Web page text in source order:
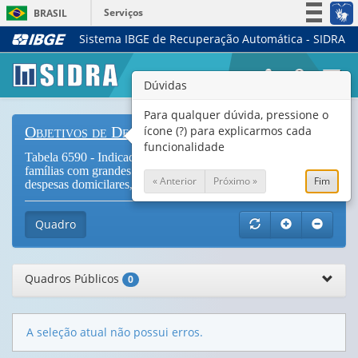
BRASIL
Serviços
Simplifique!
Legislação
Canais
Sistema IBGE de Recuperação Automática - SIDRA
Objetivos de Desenvolvimento Sustentável
Tabela 6590 - Indicador 3.8.2 - Proporção de pessoas em
famílias com grandes gastos em saúde em relação ao total de
despesas domicilares, por sexo (Vide Notas)
Quadro
Quadros Públicos 0
A seleção atual não possui erros.
Dúvidas
Para qualquer dúvida, pressione o
ícone (?) para explicarmos cada
funcionalidade
« Anterior Próximo » Fim